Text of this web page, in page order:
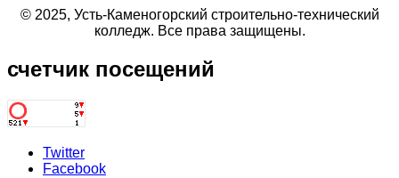
© 2025, Усть-Каменогорский строительно-технический
колледж. Все права защищены.
счетчик посещений
Twitter
Facebook